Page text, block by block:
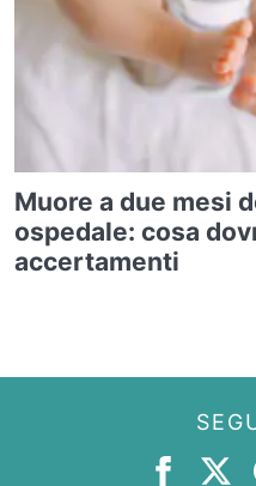
Muore a due mesi
ospedale: cosa
accertamenti